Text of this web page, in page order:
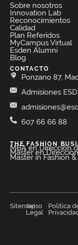
Sobre nosotros
Innovation Lab
Reconocimientos
Calidad
Plan Referidos
MyCampus Virtual
Esden Alumni
Blog
CONTACTO
Ponzano 87,
Admisiones
607 66 66 88
THE FASHION
MBA en Dirección
Máster en
Master in Fashion
Sitemap
Aviso
Legal
Política
Privacidad